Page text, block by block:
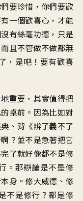
要珍惜，你們要歡
一個歡喜心 ， 才能
有絲毫功德 ， 只是
而且不管做不做都無
， 是吧！要有歡喜
重要 ， 其實值得把
桌前 。 因為比如對
、背《辨了義不了
？ 並不是急著把它
了就好像都不是修
。 那辯論是不是修
身 。修大威德、修
不是修行？都是修